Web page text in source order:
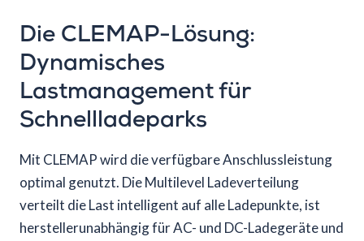
Die CLEMAP-Lösung:
Dynamisches
Lastmanagement für
Schnellladeparks
Mit CLEMAP wird die verfügbare Anschlussleistung
optimal genutzt. Die Multilevel Ladeverteilung
verteilt die Last intelligent auf alle Ladepunkte, ist
herstellerunabhängig für AC- und DC-Ladegeräte und